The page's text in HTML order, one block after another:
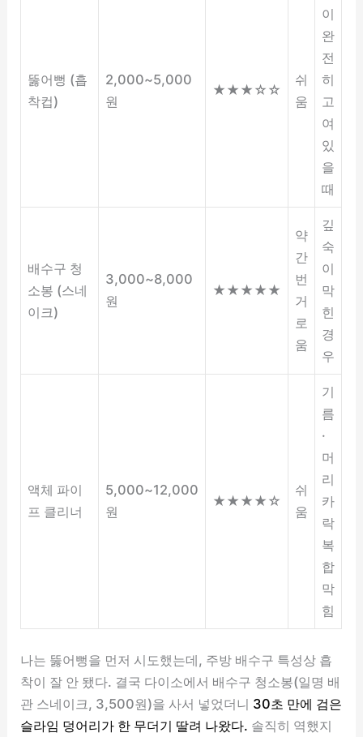
뚫어뻥 (흡
착컵)
2,000~5,000
원
★★★☆☆
쉬
움
이
완
전
히
고
여
있
을
때
배수구 청
소봉 (스네
이크)
3,000~8,000
원
★★★★★
약
간
번
거
로
움
깊
숙
이
막
힌
경
우
액체 파이
프 클리너
5,000~12,000
원
★★★★☆
쉬
움
기
름
·
머
리
카
락
복
합
막
힘
나는 뚫어뻥을 먼저 시도했는데, 주방 배수구 특성상 흡
착이 잘 안 됐다. 결국 다이소에서 배수구 청소봉(일명 배
관 스네이크, 3,500원)을 사서 넣었더니 30초 만에 검은
슬라임 덩어리가 한 무더기 딸려 나왔다. 솔직히 역했지